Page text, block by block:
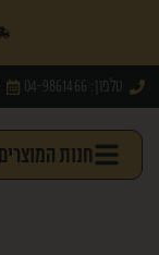
טלפון: 04-9861466
חנות המוצרים